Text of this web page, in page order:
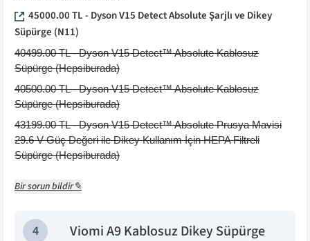
45000.00TL -Dyson V15 Detect Absolute Şarjlı ve Dikey
Süpürge (N11)
40499.00TL -Dyson V15 Detect™ Absolute Kablosuz
Süpürge(Hepsiburada)
40500.00TL -Dyson V15 Detect™ Absolute Kablosuz
Süpürge(Hepsiburada)
43199.00TL -Dyson V15 Detect™ Absolute Prusya Mavisi
29.6 V Güç Değeri ile Dikey Kullanım İçin HEPA Filtreli
Süpürge(Hepsiburada)
Bir sorun bildir✎
4 Viomi A9 Kablosuz Dikey Süpürge